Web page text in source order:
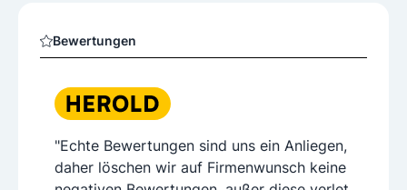
Bewertungen
"Echte Bewertungen sind uns ein Anliegen,
daher löschen wir auf Firmenwunsch keine